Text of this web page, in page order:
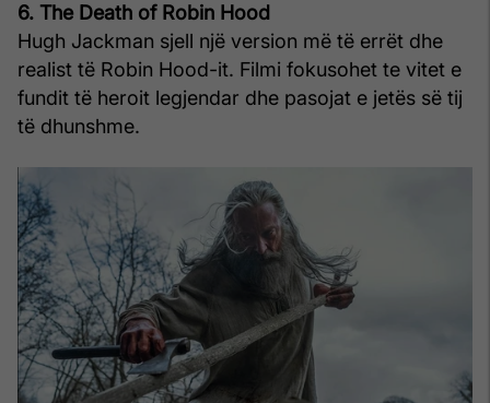
6. The Death of Robin Hood
Hugh Jackman sjell një version më të errët dhe
realist të Robin Hood-it. Filmi fokusohet te vitet e
fundit të heroit legjendar dhe pasojat e jetës së tij
të dhunshme.